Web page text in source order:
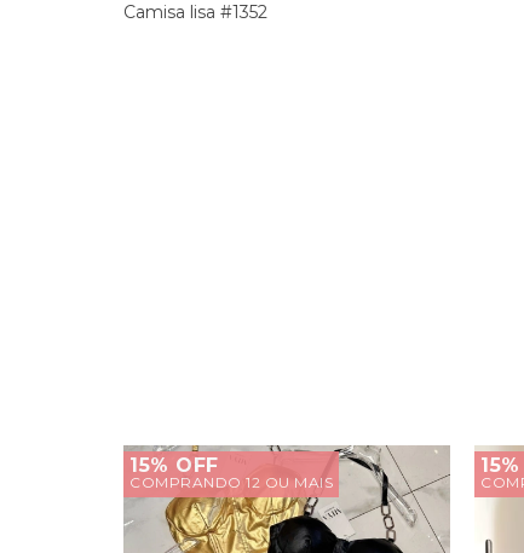
Camisa lisa #1352
15% OFF
COMPRANDO 12 OU MAIS